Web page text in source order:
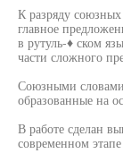
К разряду
главное
в рутуль-♦ ском
части сложного
Союзными словами
образованные на
В работе сделан
современном